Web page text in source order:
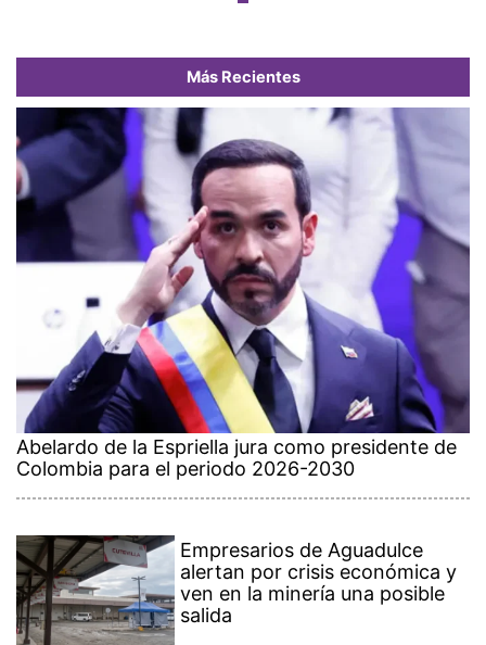
Más Recientes
Abelardo de la Espriella jura como presidente de
Colombia para el periodo 2026-2030
Empresarios de Aguadulce
alertan por crisis económica y
ven en la minería una posible
salida